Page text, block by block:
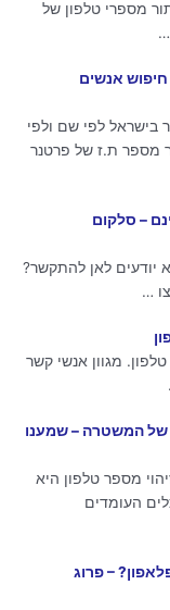
איתור מספרי טלפון של
אנשים
בישראל לפי שם ולפי
מספר ת.ז של פרטנר
– סלקום
יודעים לאן להתקשר?
…
מגוון אנשי קשר
של המשטרה – שמענו
מספר טלפון היא
העומדים
– פרוג